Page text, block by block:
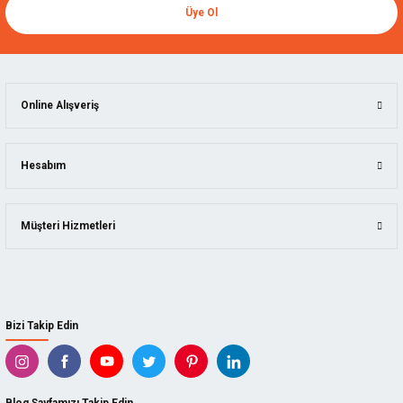
Üye Ol
Bizi Takip Edin
Online Alışveriş
Hesabım
Müşteri Hizmetleri